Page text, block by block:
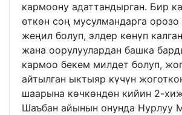
кармоону адаттандырган. Бир
өткөн соң мусулмандарга
жеңил болуп, элдер көнүп
жана оорулуулардан башка
кармоо бекем милдет болуп,
айтылган ыктыяр күчүн
шаарына көчкөндөн кийин 2-
Шаъбан айынын онунда Нурлуу